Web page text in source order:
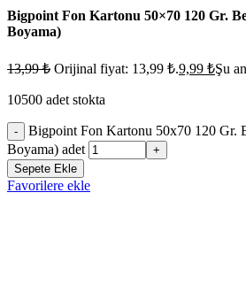
Bigpoint Fon Kartonu 50×70 120 Gr.
Boyama)
13,99₺ Orijinal fiyat: 13,99 ₺.9,99 ₺Şu
10500 adet stokta
-
Bigpoint Fon Kartonu 50x70 120 Gr.
Boyama) adet
+
Sepete Ekle
Favorilere ekle